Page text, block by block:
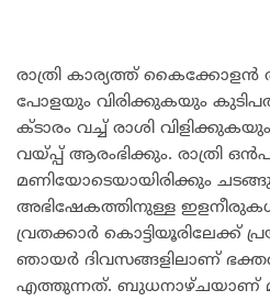
രാത്രി കാര്യത്ത് കൈക്കോളൻ
പോളയും വിരിക്കുകയും
ക്ടാരം വച്ച് രാശി
വയ്പ്പ് ആരംഭിക്കും. രാത്രി
മണിയോടെയായിരിക്കും
അഭിഷേകത്തിനുള്ള
വ്രതക്കാർ കൊട്ടിയൂരിലേക്ക്
ഞായർ ദിവസങ്ങളിലാണ്
എത്തുന്നത്. ബുധനാഴ്ചയാണ്